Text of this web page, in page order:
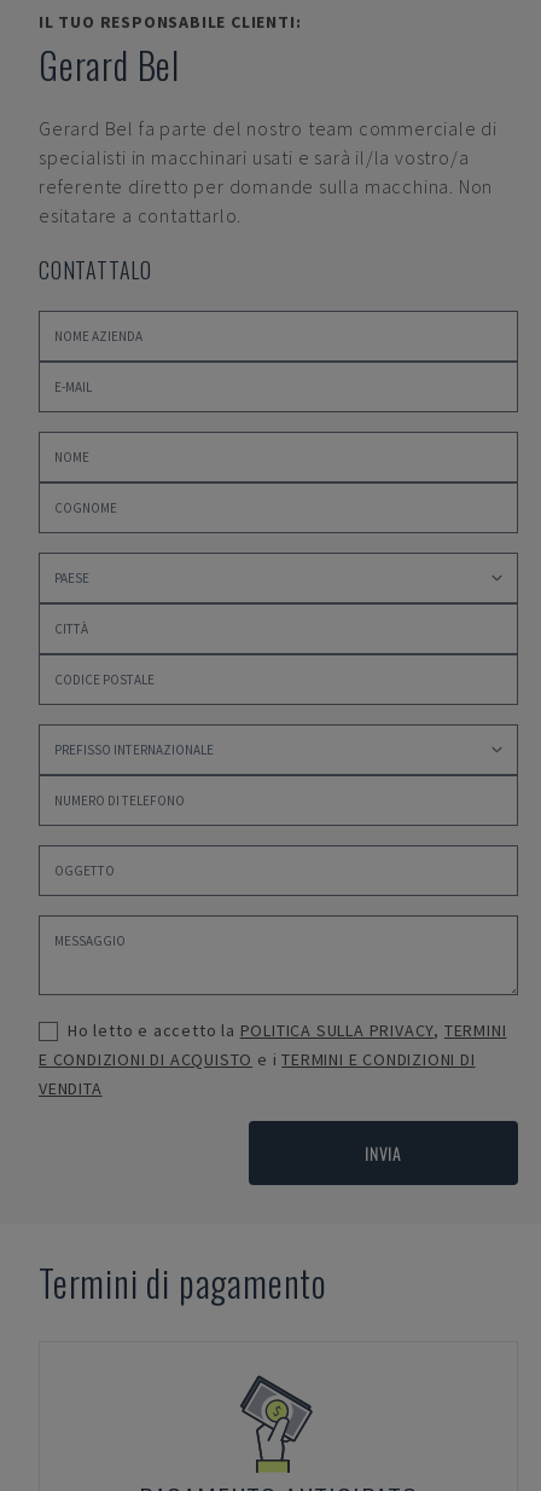
IL TUO RESPONSABILE CLIENTI:
Gerard Bel
Gerard Bel fa parte del nostro team commerciale di
specialisti in macchinari usati e sarà il/la vostro/a
referente diretto per domande sulla macchina. Non
esitatare a contattarlo.
CONTATTALO
Ho letto e accetto la POLITICA SULLA PRIVACY, TERMINI
E CONDIZIONI DI ACQUISTO e iTERMINI E CONDIZIONI DI
VENDITA
INVIA
Termini di pagamento